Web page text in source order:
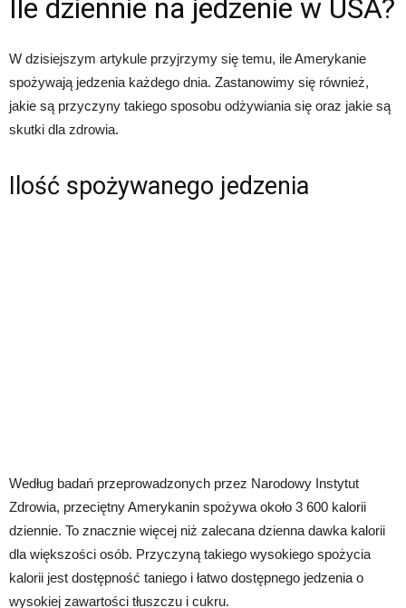
Ile dziennie na jedzenie w USA?
W dzisiejszym artykule przyjrzymy się temu, ile Amerykanie
spożywają jedzenia każdego dnia. Zastanowimy się również,
jakie są przyczyny takiego sposobu odżywiania się oraz jakie są
skutki dla zdrowia.
Ilość spożywanego jedzenia
Według badań przeprowadzonych przez Narodowy Instytut
Zdrowia, przeciętny Amerykanin spożywa około 3 600 kalorii
dziennie. To znacznie więcej niż zalecana dzienna dawka kalorii
dla większości osób. Przyczyną takiego wysokiego spożycia
kalorii jest dostępność taniego i łatwo dostępnego jedzenia o
wysokiej zawartości tłuszczu i cukru.